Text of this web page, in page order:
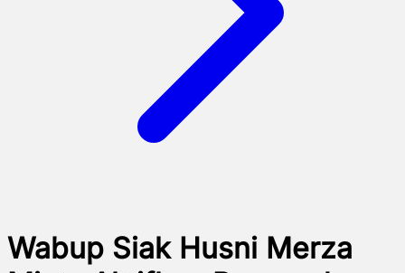
Wabup Siak Husni Merza